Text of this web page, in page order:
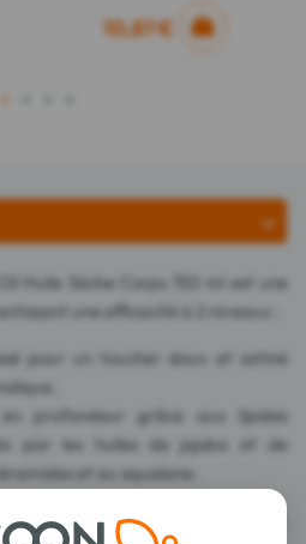
10,87 €
1
Huile Sèche Corps 150 ml est une
une efficacité à 2 niveaux :
pour un toucher doux et satiné
profondeur grâce aux lipides
par les huiles de jojoba et de
et au squalane.
et permet un habillage immédiat.